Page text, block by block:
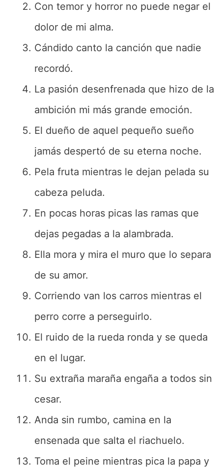
Con temor y horror no puede negar el
dolor de mi alma.
Cándido canto la canción que nadie
recordó.
La pasión desenfrenada que hizo de la
ambición mi más grande emoción.
El dueño de aquel pequeño sueño
jamás despertó de su eterna noche.
Pela fruta mientras le dejan pelada su
cabeza peluda.
En pocas horas picas las ramas que
dejas pegadas a la alambrada.
Ella mora y mira el muro que lo separa
de su amor.
Corriendo van los carros mientras el
perro corre a perseguirlo.
El ruido de la rueda ronda y se queda
en el lugar.
Su extraña maraña engaña a todos sin
cesar.
Anda sin rumbo, camina en la
ensenada que salta el riachuelo.
Toma el peine mientras pica la papa y